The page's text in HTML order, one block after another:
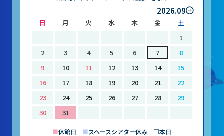
科学作品展
天文グループアルバイト募集
2026.09
日 月 火 水 木 金
土
1
2
3 4 5 6 7
8
9
10 11 12 13 14
15
16
17 18 19 20 21
22
23
24 25 26 27 28
29
30
31
■休館日 ■スペースシアター休み □本日